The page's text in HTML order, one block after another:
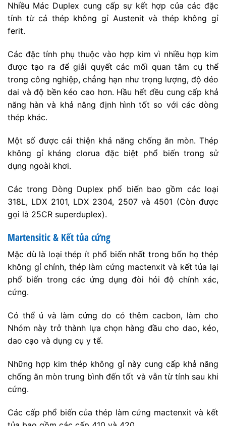
Nhiều Mác Duplex cung cấp sự kết hợp của các đặc
tính từ cả thép không gỉ Austenit và thép không gỉ
ferit.
Các đặc tính phụ thuộc vào hợp kim vì nhiều hợp kim
được tạo ra để giải quyết các mối quan tâm cụ thể
trong công nghiệp, chẳng hạn như trọng lượng, độ dẻo
dai và độ bền kéo cao hơn. Hầu hết đều cung cấp khả
năng hàn và khả năng định hình tốt so với các dòng
thép khác.
Một số được cải thiện khả năng chống ăn mòn. Thép
không gỉ kháng clorua đặc biệt phổ biến trong sử
dụng ngoài khơi.
Các trong Dòng Duplex phổ biến bao gồm các loại
318L, LDX 2101, LDX 2304, 2507 và 4501 (Còn được
gọi là 25CR superduplex).
Martensitic & Kết tủa cứng
Mặc dù là loại thép ít phổ biến nhất trong bốn họ thép
không gỉ chính, thép làm cứng mactenxit và kết tủa lại
phổ biến trong các ứng dụng đòi hỏi độ chính xác,
cứng.
Có thể ủ và làm cứng do có thêm cacbon, làm cho
Nhóm này trở thành lựa chọn hàng đầu cho dao, kéo,
dao cạo và dụng cụ y tế.
Những hợp kim thép không gỉ này cung cấp khả năng
chống ăn mòn trung bình đến tốt và vẫn từ tính sau khi
cứng.
Các cấp phổ biến của thép làm cứng mactenxit và kết